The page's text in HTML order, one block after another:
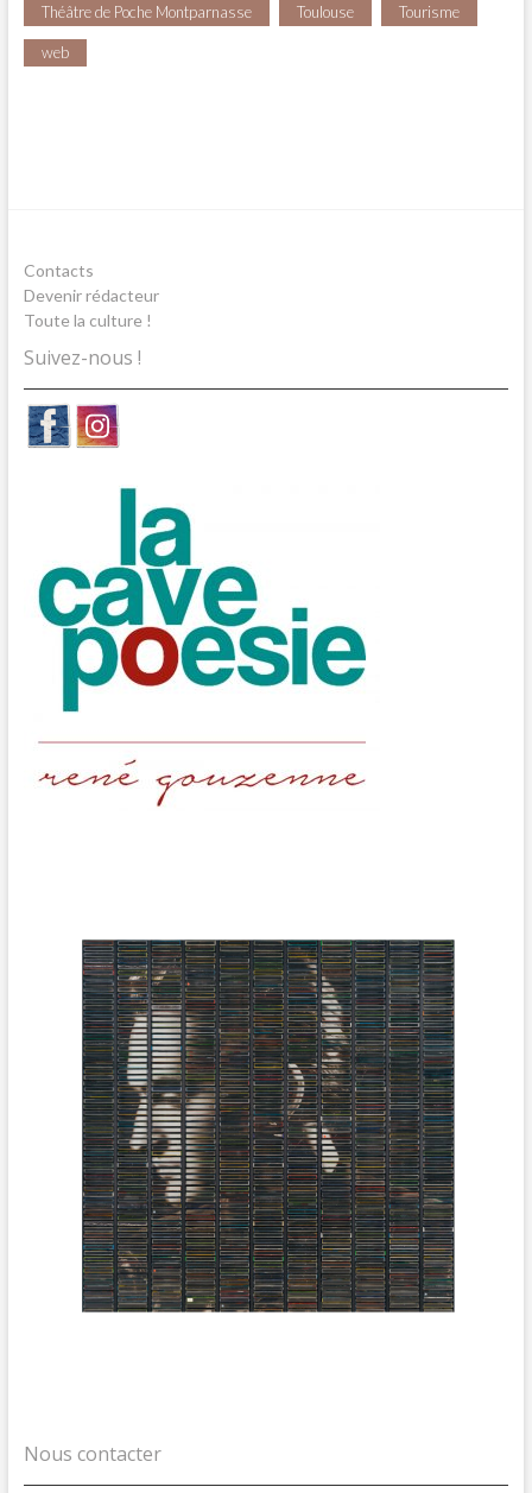
Théâtre de Poche Montparnasse Toulouse Tourisme
web
Contacts
Devenir rédacteur
Toute la culture !
Suivez-nous !
Nous contacter